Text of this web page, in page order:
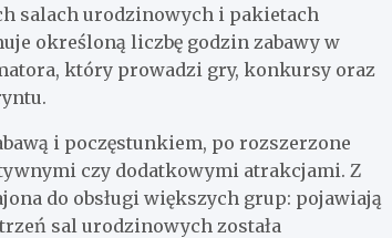
salach urodzinowych i pakietach
określoną liczbę godzin zabawy w
który prowadzi gry, konkursy oraz
i poczęstunkiem, po rozszerzone
czy dodatkowymi atrakcjami. Z
do obsługi większych grup: pojawiają
sal urodzinowych została